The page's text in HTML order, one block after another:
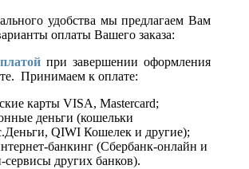
удобства мы предлагаем Вам
оплаты Вашего заказа:
при завершении оформления
Принимаем к оплате:
карты VISA, Mastercard;
деньги (кошельки
QIWI Кошелек и другие);
банкинг (Сбербанк-онлайн и
сервисы других банков).